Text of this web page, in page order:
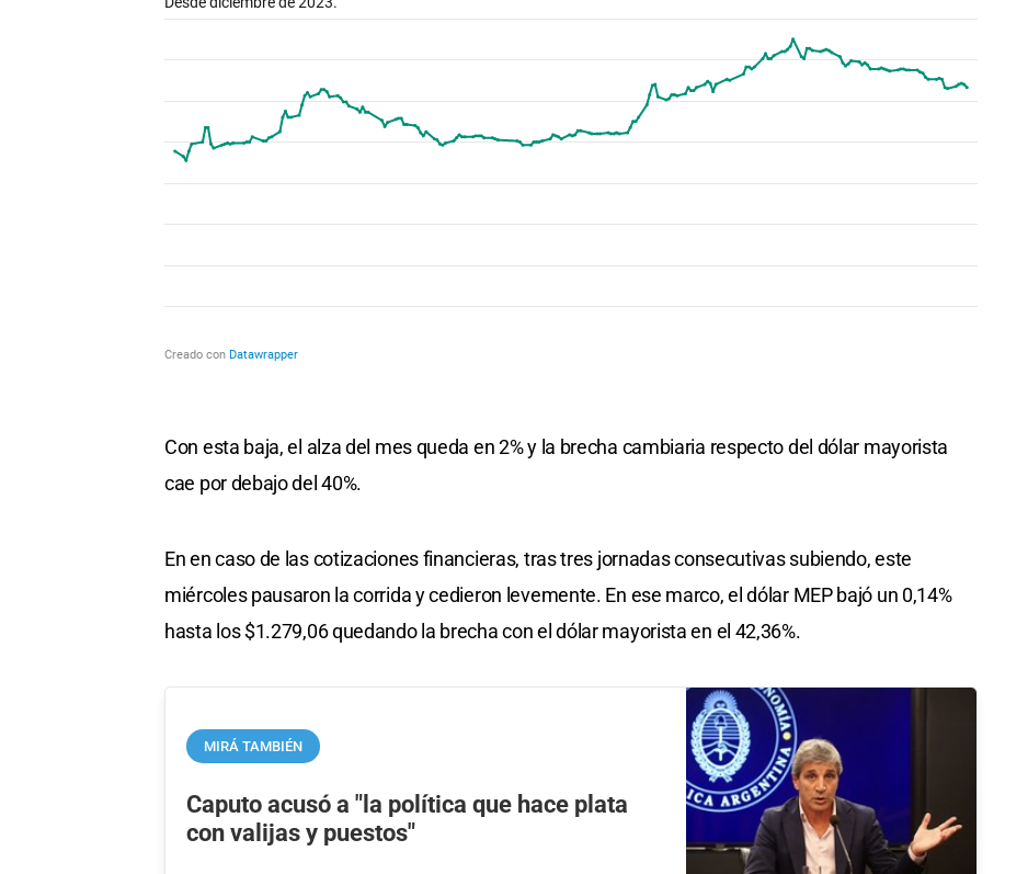
Con esta baja, el alza del mes queda en 2% y la brecha cambiaria respecto del dólar mayorista
cae por debajo del 40%.
En en caso de las cotizaciones financieras, tras tres jornadas consecutivas subiendo, este
miércoles pausaron la corrida y cedieron levemente. En ese marco, el dólar MEP bajó un 0,14%
hasta los $1.279,06 quedando la brecha con el dólar mayorista en el 42,36%.
MIRÁ TAMBIÉN
Caputo acusó a "la política que hace plata
con valijas y puestos"